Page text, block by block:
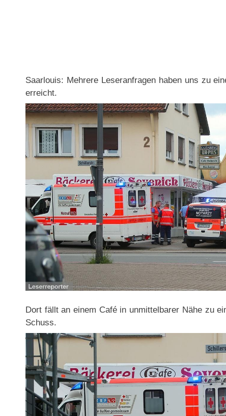
Saarlouis: Mehrere Leseranfragen haben uns zu
erreicht.
Dort fällt an einem Café in unmittelbarer Nähe zu
Schuss.